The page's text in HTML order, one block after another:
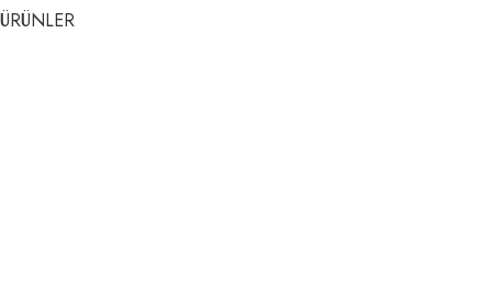
ÜRÜNLER